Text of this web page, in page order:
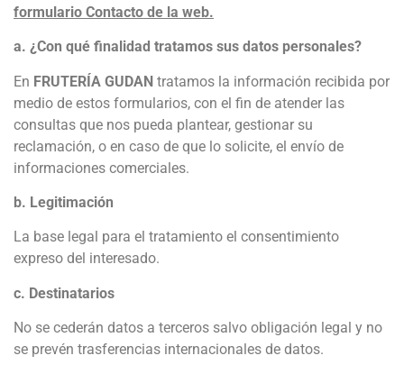
formulario Contacto de la web.
a. ¿Con qué finalidad tratamos sus datos personales?
En FRUTERÍA GUDAN tratamos la información recibida por
medio de estos formularios, con el fin de atender las
consultas que nos pueda plantear, gestionar su
reclamación, o en caso de que lo solicite, el envío de
informaciones comerciales.
b. Legitimación
La base legal para el tratamiento el consentimiento
expreso del interesado.
c. Destinatarios
No se cederán datos a terceros salvo obligación legal y no
se prevén trasferencias internacionales de datos.